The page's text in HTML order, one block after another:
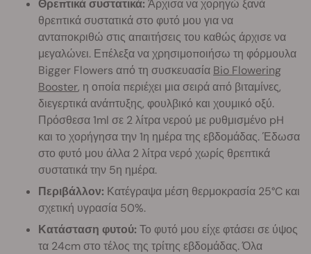
Θρεπτικά συστατικά: Άρχισα να χορηγώ ξανά
θρεπτικά συστατικά στο φυτό μου για να
ανταποκριθώ στις απαιτήσεις του καθώς άρχισε να
μεγαλώνει. Επέλεξα να χρησιμοποιήσω τη φόρμουλα
Bigger Flowers από τη συσκευασία Bio Flowering
Booster, η οποία περιέχει μια σειρά από βιταμίνες,
διεγερτικά ανάπτυξης, φουλβικό και χουμικό οξύ.
Πρόσθεσα 1ml σε 2 λίτρα νερού με ρυθμισμένο pH
και το χορήγησα την 1η ημέρα της εβδομάδας. Έδωσα
στο φυτό μου άλλα 2 λίτρα νερό χωρίς θρεπτικά
συστατικά την 5η ημέρα.
Περιβάλλον: Κατέγραψα μέση θερμοκρασία 25°C και
σχετική υγρασία 50%.
Κατάσταση φυτού: Το φυτό μου είχε φτάσει σε ύψος
τα 24cm στο τέλος της τρίτης εβδομάδας. Όλα